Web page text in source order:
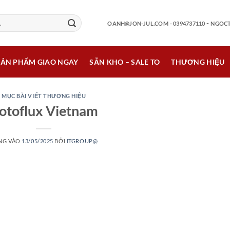
OANH@JON-JUL.COM - 0394737110 -
PHẨM GIAO NGAY SẴN KHO – SALE TO THƯƠNG HIỆU
MỤC BÀI VIẾT THƯƠNG HIỆU
Vietnam
VÀO 13/05/2025 BỞI ITGROUP@